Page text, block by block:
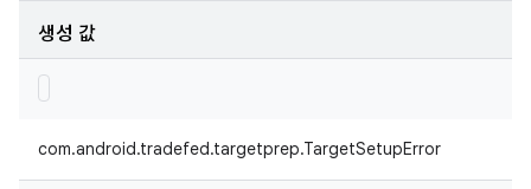
생성 값
com.android.tradefed.targetprep.TargetSetupError